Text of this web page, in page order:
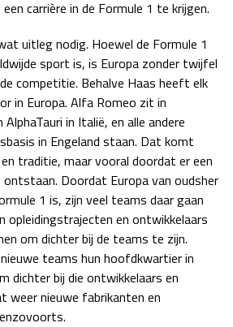
carrière in de Formule 1 te krijgen.
uitleg nodig. Hoewel de Formule 1
sport is, is Europa zonder twijfel
competitie. Behalve Haas heeft elk
in Europa. Alfa Romeo zit in
in Italië, en alle andere
in Engeland staan. Dat komt
traditie, maar vooral doordat er een
Doordat Europa van oudsher
1 is, zijn veel teams daar gaan
opleidingstrajecten en ontwikkelaars
om dichter bij de teams te zijn.
teams hun hoofdkwartier in
dichter bij die ontwikkelaars en
weer nieuwe fabrikanten en